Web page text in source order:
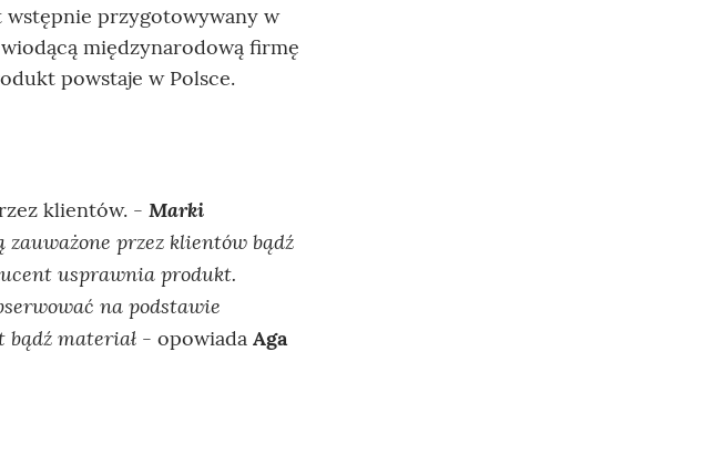
wstępnie przygotowywany w
międzynarodową firmę
powstaje w Polsce.
klientów. - Marki
zauważone przez klientów bądź
usprawnia produkt.
na podstawie
bądź materiał - opowiada Aga